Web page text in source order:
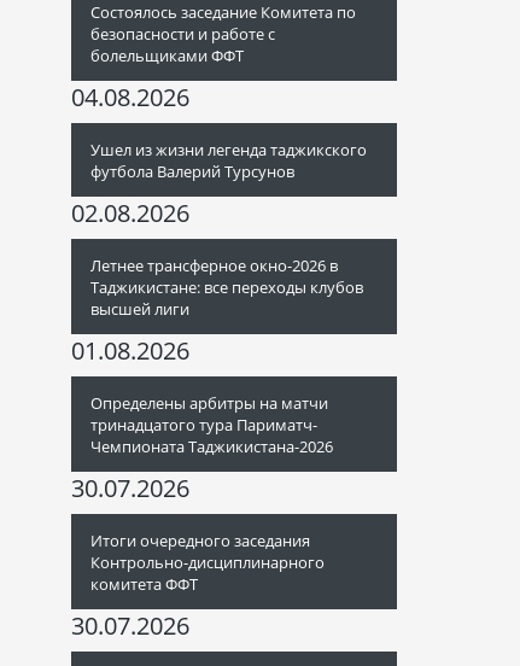
Состоялось заседание Комитета по
безопасности и работе с
болельщиками ФФТ
04.08.2026
Ушел из жизни легенда таджикского
футбола Валерий Турсунов
02.08.2026
Летнее трансферное окно-2026 в
Таджикистане: все переходы клубов
высшей лиги
01.08.2026
Определены арбитры на матчи
тринадцатого тура Париматч-
Чемпионата Таджикистана-2026
30.07.2026
Итоги очередного заседания
Контрольно-дисциплинарного
комитета ФФТ
30.07.2026